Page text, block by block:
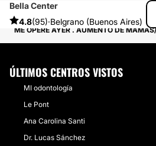
Bella Center
4.8(95)·Belgrano (Buenos Aires)
ESTETICAS
EXPERIENCIAS SOBRE AUMENTO MAMAS
ME OPERE AYER . AUMENTO DE MAMAS
ÚLTIMOS CENTROS VISTOS
MI odontología
Le Pont
Ana Carolina Santi
Dr. Lucas Sánchez